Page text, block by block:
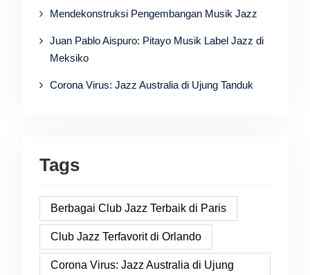
Mendekonstruksi Pengembangan Musik Jazz
Juan Pablo Aispuro: Pitayo Musik Label Jazz di
Meksiko
Corona Virus: Jazz Australia di Ujung Tanduk
Tags
Berbagai Club Jazz Terbaik di Paris
Club Jazz Terfavorit di Orlando
Corona Virus: Jazz Australia di Ujung